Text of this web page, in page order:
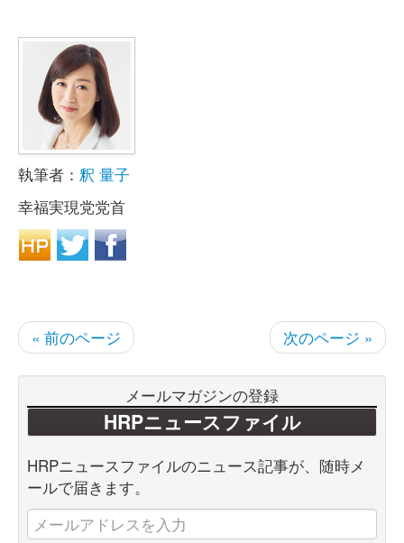
執筆者： 釈 量子
幸福実現党党首
« 前のページ 次のページ »
メールマガジンの登録
HRPニュースファイル
HRPニュースファイルのニュース記事が、随時メ
ールで届きます。